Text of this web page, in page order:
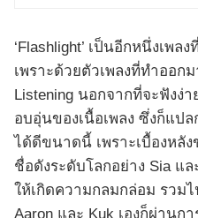
‘Flashlight’ เป็นอีกหนึ่งเพล
เพราะด้วยตัวเพลงที่ทำออก
Listening นอกจากที่จะฟังง่
อบอุ่นของเนื้อเพลง ซึ่งก็แปล
ได้ดีขนาดนี้ เพราะเบื้องหลั
ชื่อดังระดับโลกอย่าง Sia แ
ให้เกิดความกลมกล่อม รวม
Aaron และ Kuk เองก็ผ่านก